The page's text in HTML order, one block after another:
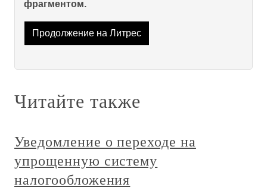
фрагментом.
Продолжение на Литрес
Читайте также
Уведомление о переходе на
упрощенную систему
налогообложения